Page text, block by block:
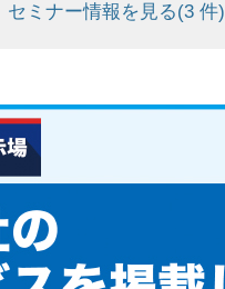
セミナー情報を見る(3 件)